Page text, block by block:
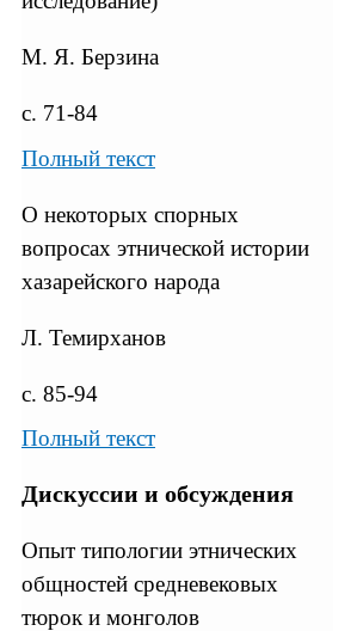
М. Я. Берзина
с. 71-84
Полный текст
О некоторых спорных
вопросах этнической истории
хазарейского народа
Л. Темирханов
с. 85-94
Полный текст
Дискуссии и обсуждения
Опыт типологии этнических
общностей средневековых
тюрок и монголов